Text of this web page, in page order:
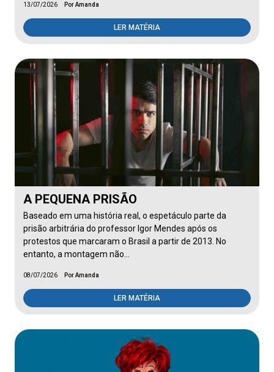
13/07/2026 Por Amanda
LER MATÉRIA
A PEQUENA PRISÃO
Baseado em uma história real, o espetáculo parte da
prisão arbitrária do professor Igor Mendes após os
protestos que marcaram o Brasil a partir de 2013. No
entanto, a montagem não…
08/07/2026 Por Amanda
LER MATÉRIA